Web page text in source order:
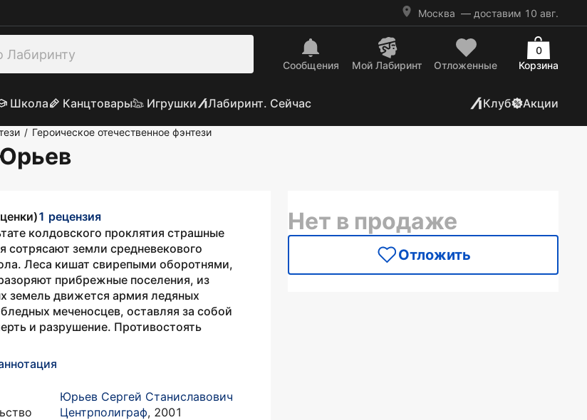
Москва — доставим 10 авг.
Сообщения Mой Лабиринт Отложенные Корзина
0
Школа Канцтовары Игрушки Лабиринт. Сейчас Клуб Акции
/ Героическое отечественное фэнтези
1 рецензия
колдовского проклятия страшные
сотрясают земли средневекового
Леса кишат свирепыми оборотнями,
прибрежные поселения, из
земель движется армия ледяных
меченосцев, оставляя за собой
и разрушение. Противостоять
Юрьев Сергей Станиславович
Центрполиграф, 2001
Нет в продаже
Отложить